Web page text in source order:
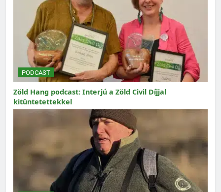
PODCAST
Zöld Hang podcast: Interjú a Zöld Civil Díjjal
kitüntetettekkel